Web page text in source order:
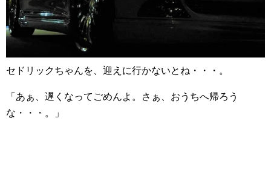
セドリックちゃんを、迎えに行かないとね・・・。
「あぁ、遅くなってごめんよ。さぁ、おうちへ帰ろう
な・・・。」